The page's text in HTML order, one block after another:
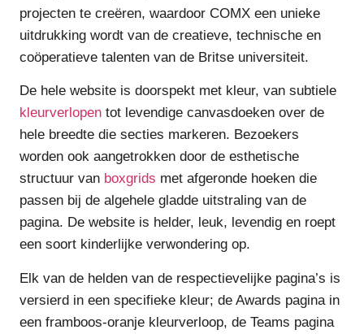
projecten te creëren, waardoor COMX een unieke
uitdrukking wordt van de creatieve, technische en
coöperatieve talenten van de Britse universiteit.
De hele website is doorspekt met kleur, van subtiele
kleurverlopen tot levendige canvasdoeken over de
hele breedte die secties markeren. Bezoekers
worden ook aangetrokken door de esthetische
structuur van boxgrids met afgeronde hoeken die
passen bij de algehele gladde uitstraling van de
pagina. De website is helder, leuk, levendig en roept
een soort kinderlijke verwondering op.
Elk van de helden van de respectievelijke pagina’s is
versierd in een specifieke kleur; de Awards pagina in
een framboos-oranje kleurverloop, de Teams pagina